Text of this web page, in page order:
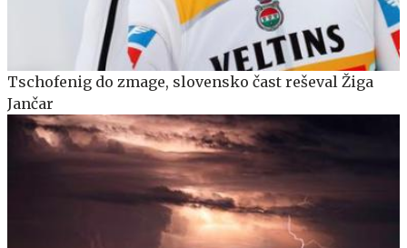
Tschofenig do zmage, slovensko čast reševal Žiga
Jančar